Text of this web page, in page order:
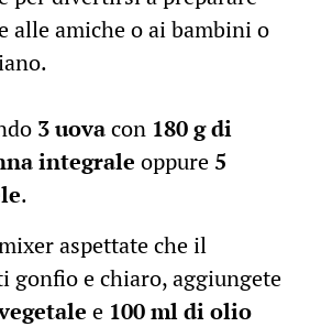
alle amiche o ai bambini o
3 uovacon 180 g di
integrale oppure 5
.
aspettate che il
gonfio e chiaro, aggiungete
e 100 ml di olio